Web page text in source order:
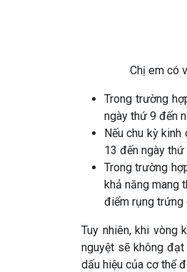
Chị em có
Trong trường
ngày thứ 9 đến
Nếu chu kỳ
13 đến ngày thứ
Trong trường
khả năng mang
điểm rụng trứng
Tuy nhiên, khi vòng
nguyệt sẽ không
dấu hiệu của cơ thể